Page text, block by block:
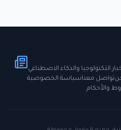
والذكاء الاصطناعي
تواصل معناسياسة الخصوصية
والأحكام